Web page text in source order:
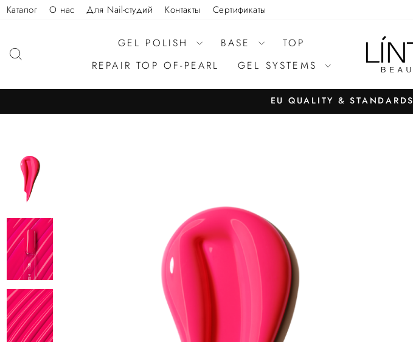
Каталог О нас Для Nail-студий Контакты Сертификаты
GEL POLISH BASE
TOP
REPAIR TOP OF-PEARL
GEL SYSTEMS
EU QUALITY & STANDARDS